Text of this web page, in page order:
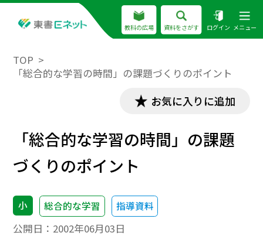
教科の広場 資料をさがす ログイン メニュー
TOP
「総合的な学習の時間」の課題づくりのポイント
お気に入りに追加
「総合的な学習の時間」の課題
づくりのポイント
小 総合的な学習 指導資料
公開日： 2002年06月03日